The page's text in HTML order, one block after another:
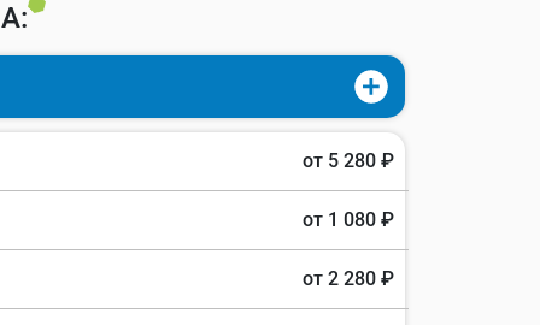
от 5 280 ₽
от 1 080 ₽
от 2 280 ₽